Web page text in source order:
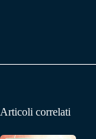
Articoli correlati